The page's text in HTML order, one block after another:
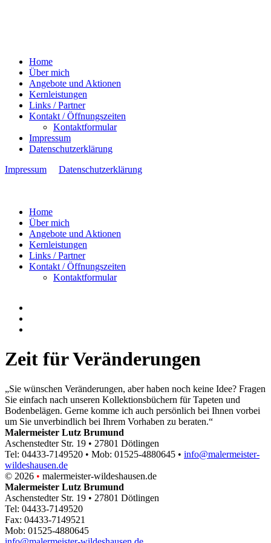
Home
Über mich
Angebote und Aktionen
Kernleistungen
Links / Partner
Kontakt / Öffnungszeiten
Kontaktformular
Impressum
Datenschutzerklärung
Impressum
Datenschutzerklärung
Home
Über mich
Angebote und Aktionen
Kernleistungen
Links / Partner
Kontakt / Öffnungszeiten
Kontaktformular
Zeit für Veränderungen
„Sie wünschen Veränderungen, aber haben noch keine Idee? Fragen
Sie einfach nach unseren Kollektionsbüchern für Tapeten und
Bodenbelägen. Gerne komme ich auch persönlich bei Ihnen vorbei
um Sie unverbindlich bei Ihrem Vorhaben zu beraten.“
Malermeister Lutz Brumund
Aschenstedter Str. 19 • 27801 Dötlingen
Tel: 04433-7149520 • Mob: 01525-4880645 • info@malermeister-
wildeshausen.de
© 2026 • malermeister-wildeshausen.de
Malermeister Lutz Brumund
Aschenstedter Str. 19 • 27801 Dötlingen
Tel: 04433-7149520
Fax: 04433-7149521
Mob: 01525-4880645